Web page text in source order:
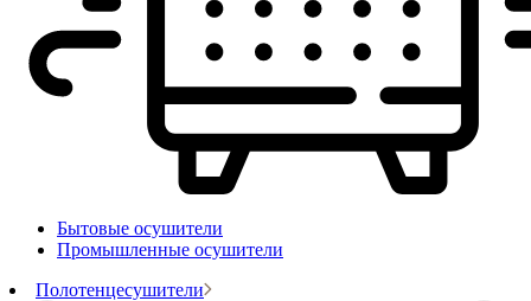
Бытовые осушители
Промышленные осушители
Полотенцесушители